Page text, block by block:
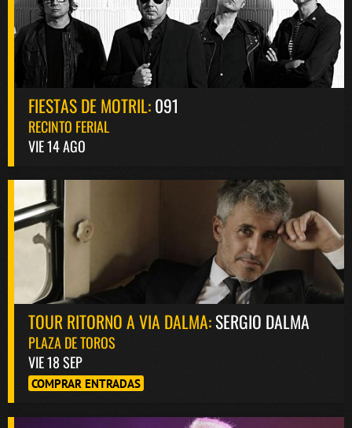
FIESTAS DE MOTRIL:091
RECINTO FERIAL
VIE 14 AGO
TOUR RITORNO A VIA DALMA:SERGIO DALMA
PLAZA DE TOROS
VIE 18 SEP
COMPRAR ENTRADAS